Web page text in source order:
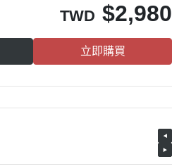
TWD $2,980
立即購買